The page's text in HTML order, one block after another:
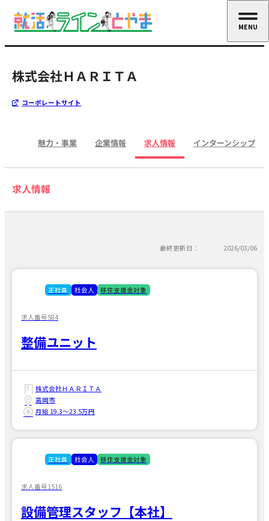
株式会社ＨＡＲＩＴＡ
コーポレートサイト
魅力・事業 企業情報 求人情報 インターンシップ
求人情報
最終更新日： 2026/03/06
正社員 社会人 移住支援金対象
求人番号584
整備ユニット
株式会社ＨＡＲＩＴＡ
高岡市
月給 19.3〜23.5万円
正社員 社会人 移住支援金対象
求人番号1516
設備管理スタッフ【本社】
MENU